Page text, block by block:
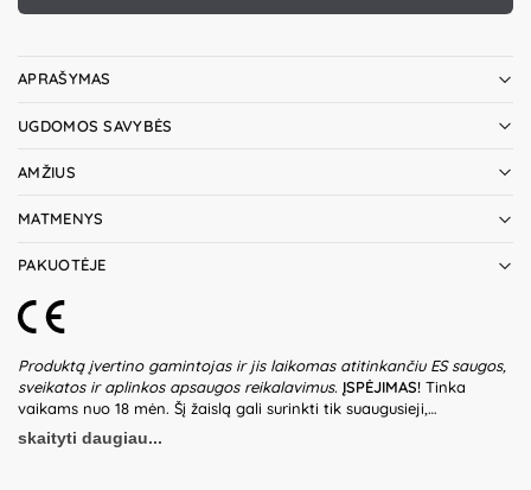
APRAŠYMAS
UGDOMOS SAVYBĖS
AMŽIUS
MATMENYS
PAKUOTĖJE
Produktą įvertino gamintojas ir jis laikomas atitinkančiu ES saugos,
sveikatos ir aplinkos apsaugos reikalavimus. ĮSPĖJIMAS! Tinka
vaikams nuo 18 mėn. Šį žaislą gali surinkti tik suaugusieji,
vadovaudamiesi pakuotėje esančia instrukcija. Nesurinktą žaislą
saugoti nuo vaikų – pakuotėje gali būti smulkių ir aštrių detalių,
skaityti daugiau...